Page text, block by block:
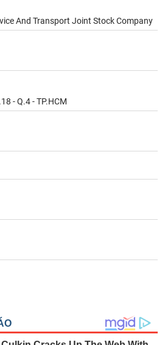
And Transport Joint Stock Company
- Q.4 - TP.HCM
Người liên quan Cổ đông lớn